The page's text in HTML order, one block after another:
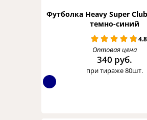
Футболка Heavy Super
темно-синий
Оптовая цена
340 руб.
при тираже 80шт.